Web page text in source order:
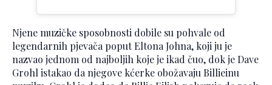
Njene muzičke sposobnosti dobile su pohvale od
legendarnih pjevača poput Eltona Johna, koji ju je
nazvao jednom od najboljih koje je ikad čuo, dok je Dave
Grohl istakao da njegove kćerke obožavaju Billieinu